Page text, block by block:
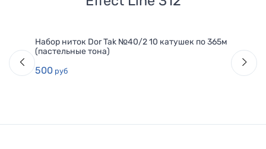
Набор ниток Dor Tak №40/2 10 катушек по 365м
(пастельные тона)
500 руб